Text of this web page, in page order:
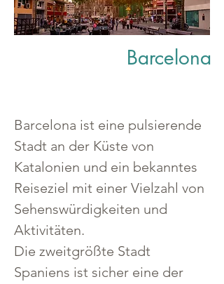
Barcelona
Barcelona ist eine pulsierende
Stadt an der Küste von
Katalonien und ein bekanntes
Reiseziel mit einer Vielzahl von
Sehenswürdigkeiten und
Aktivitäten.
Die zweitgrößte Stadt
Spaniens ist sicher eine der